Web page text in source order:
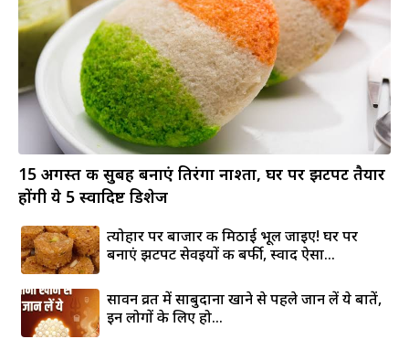
15 अगस्त की सुबह बनाएं तिरंगा नाश्ता, घर पर झटपट तैयार
होंगी ये 5 स्वादिष्ट डिशेज
त्योहार पर बाजार की मिठाई भूल जाइए! घर पर
बनाएं झटपट सेवइयों की बर्फी, स्वाद ऐसा...
सावन व्रत में साबुदाना खाने से पहले जान लें ये बातें,
इन लोगों के लिए हो...